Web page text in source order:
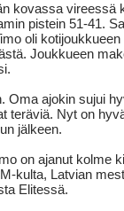
kovassa vireessä
pistein 51-41.
oli
Joukkueen
Oma ajokin sujui
teräviä. Nyt on
jälkeen.
on ajanut kolme
kulta, Latvian
Elitessä.